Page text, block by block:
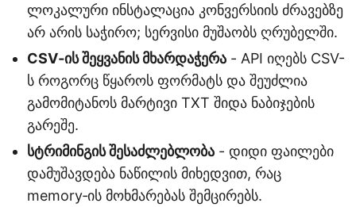
ლოკალური ინსტალაცია კონვერსიის ძრავებზე
არ არის საჭირო; სერვისი მუშაობს ღრუბელში.
CSV‑ის შეყვანის მხარდაჭერა - API იღებს CSV-
ს როგორც წყაროს ფორმატს და შეუძლია
გამომიტანოს მარტივი TXT შიდა ნაბიჯების
გარეშე.
სტრიმინგის შესაძლებლობა - დიდი ფაილები
დამუშავდება ნაწილის მიხედვით, რაც
memory‑ის მოხმარებას შემცირებს.